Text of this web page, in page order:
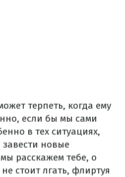
терпеть, когда ему
если бы мы сами
в тех ситуациях,
новые
расскажем тебе, о
стоит лгать, флиртуя